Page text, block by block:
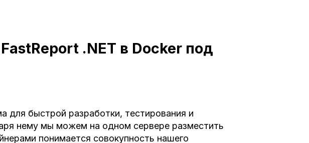
.NET в Docker под
для быстрой разработки, тестирования и
нему мы можем на одном сервере разместить
понимается совокупность нашего